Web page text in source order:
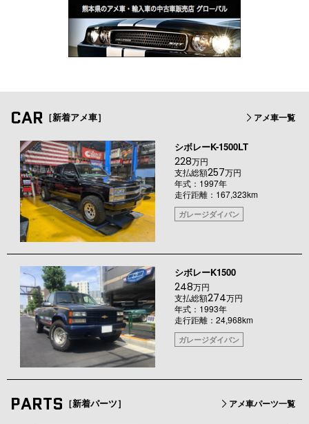
CAR ［新着アメ車］ アメ車一覧
シボレーK-1500LT
228万円
支払総額257万円
年式：1997年
走行距離：167,323km
ガレージダイバン
シボレーK1500
248万円
支払総額274万円
年式：1993年
走行距離：24,968km
ガレージダイバン
PARTS ［新着パーツ］ アメ車パーツ一覧